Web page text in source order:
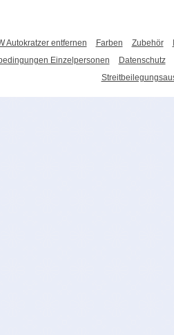
Autokratzer entfernen Farben Zubehör
Einzelpersonen
Datenschutz